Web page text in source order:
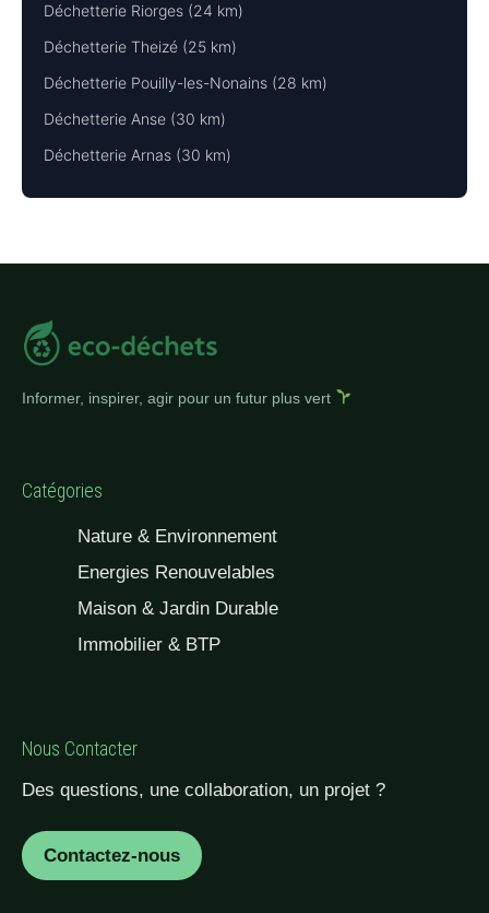
Déchetterie Riorges (24 km)
Déchetterie Theizé (25 km)
Déchetterie Pouilly-les-Nonains (28 km)
Déchetterie Anse (30 km)
Déchetterie Arnas (30 km)
Informer, inspirer, agir pour un futur plus vert
Catégories
Nature & Environnement
Energies Renouvelables
Maison & Jardin Durable
Immobilier & BTP
Nous Contacter
Des questions, une collaboration, un projet ?
Contactez-nous